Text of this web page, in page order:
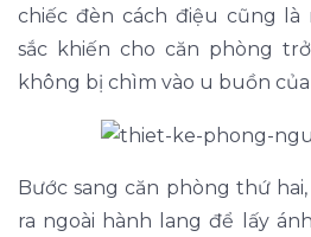
chiếc đèn cách điệu cũng là
sắc khiến cho căn phòng
không bị chìm vào u buồn
Bước sang căn phòng thứ
ra ngoài hành lang để lấy